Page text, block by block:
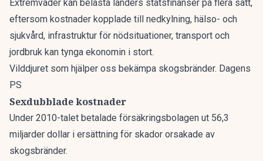
Extremväder kan belasta länders statsfinanser på flera sätt,
eftersom kostnader kopplade till nedkylning, hälso- och
sjukvård, infrastruktur för nödsituationer, transport och
jordbruk kan tynga ekonomin i stort.
Vilddjuret som hjälper oss bekämpa skogsbränder. Dagens
PS
Sexdubblade kostnader
Under 2010-talet betalade försäkringsbolagen ut 56,3
miljarder dollar i ersättning för skador orsakade av
skogsbränder.